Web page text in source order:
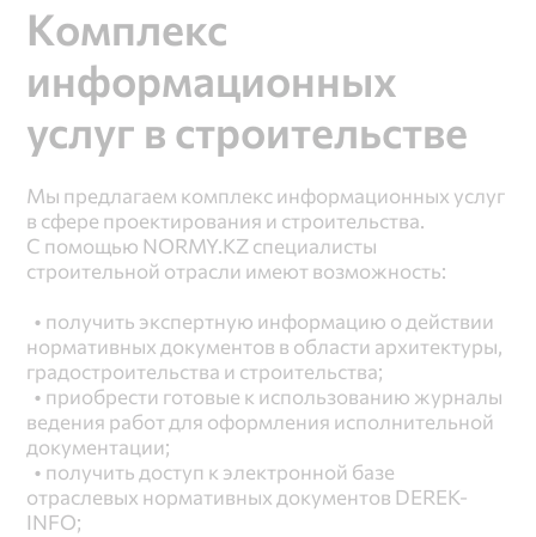
Комплекс
информационных
услуг в строительстве
Мы предлагаем комплекс информационных услуг
в сфере проектирования и строительства.
С помощью NORMY.KZ специалисты
строительной отрасли имеют возможность:
нормативных документов в области архитектуры,
градостроительства и строительства;
ведения работ для оформления исполнительной
документации;
отраслевых нормативных документов DEREK-
INFO;